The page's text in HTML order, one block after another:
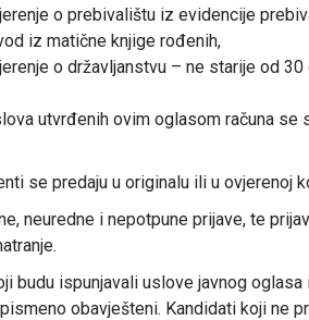
o prebivalištu iz evidencije
iz matične knjige rođenih,
o državljanstvu – ne starije od 30
utvrđenih ovim oglasom računa se
se predaju u originalu ili u ovjerenoj
neuredne i nepotpune prijave, te
budu ispunjavali uslove javnog
obavješteni. Kandidati koji ne